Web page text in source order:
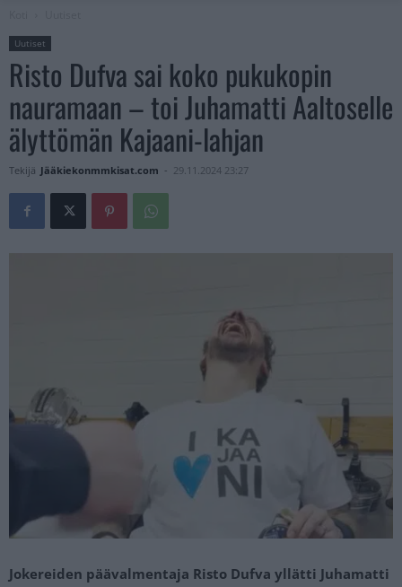
Uutiset
Risto Dufva sai koko pukukopin
nauramaan – toi Juhamatti Aaltoselle
älyttömän Kajaani-lahjan
Tekijä Jääkiekonmmkisat.com - 29.11.2024 23:27
Jokereiden päävalmentaja Risto Dufva yllätti Juhamatti